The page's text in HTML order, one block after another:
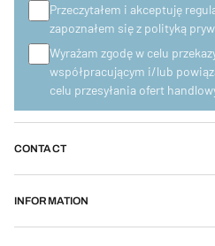
Przeczytałem i akceptuję
zapoznałem się z polityką
Wyrażam zgodę w celu
współpracującym i/lub
celu przesyłania ofert
CONTACT
INFORMATION